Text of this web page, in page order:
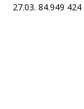
27.03. 84.949 424